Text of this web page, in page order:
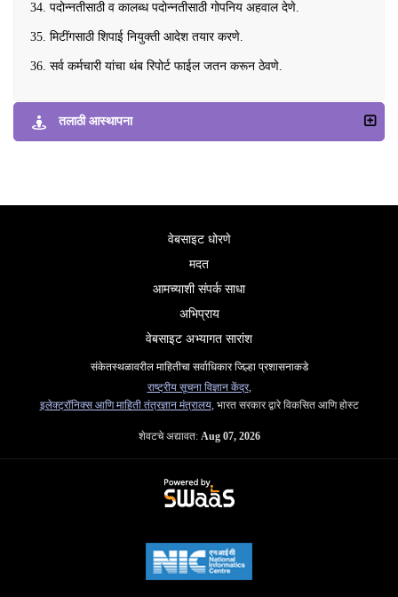
पदोन्नतीसाठी व कालब्ध पदोन्नतीसाठी गोपनिय अहवाल देणे.
मिटींगसाठी शिपाई नियुक्ती आदेश तयार करणे.
सर्व कर्मचारी यांचा थंब रिपोर्ट फाईल जतन करून ठेवणे.
तलाठी आस्थापना
वेबसाइट धोरणे
मदत
आमच्याशी संपर्क साधा
अभिप्राय
वेबसाइट अभ्यागत सारांश
संकेतस्थळावरील माहितीचा सर्वाधिकार जिल्हा प्रशासनाकडे
राष्ट्रीय सूचना विज्ञान केंद्र,
इलेक्ट्रॉनिक्स आणि माहिती तंत्रज्ञान मंत्रालय, भारत सरकार द्वारे विकसित आणि होस्ट
शेवटचे अद्यावत: Aug 07, 2026